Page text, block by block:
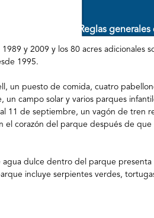
Reglas generales
y 2009 y los 80 acres adicionales
1995.
un puesto de comida, cuatro
un campo solar y varios parques
11 de septiembre, un vagón de tren
el corazón del parque después de que
dulce dentro del parque presenta
incluye serpientes verdes,